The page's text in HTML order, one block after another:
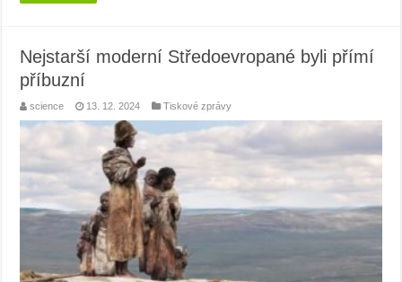
Nejstarší moderní Středoevropané byli přímí
příbuzní
science 13. 12. 2024 Tiskové zprávy